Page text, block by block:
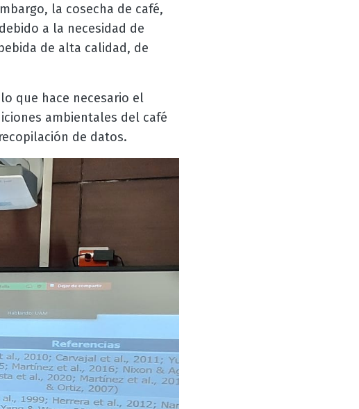
la cosecha de café,
a la necesidad de
de alta calidad, de
que hace necesario el
ambientales del café
de datos.